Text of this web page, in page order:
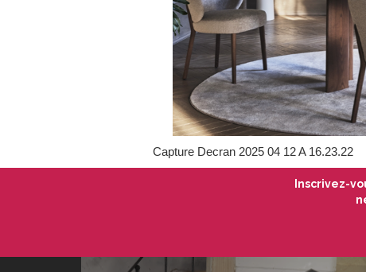
Capture Decran 2025 04 12 A 16.23.22
Inscrivez-